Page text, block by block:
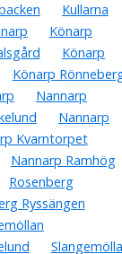
Kullarna
Könarp
Könarp
Könarp
Nannarp
Nannarp
Kvarntorpet
Nannarp Ramhög
Rosenberg
Ryssängen